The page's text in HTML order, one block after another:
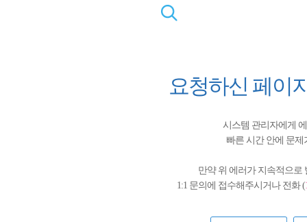
요청하신 페이
시스템 관리자에게
빠른 시간 안에 문
만약 위 에러가 지속적으로
1:1 문의에 접수해주시거나 전화 (